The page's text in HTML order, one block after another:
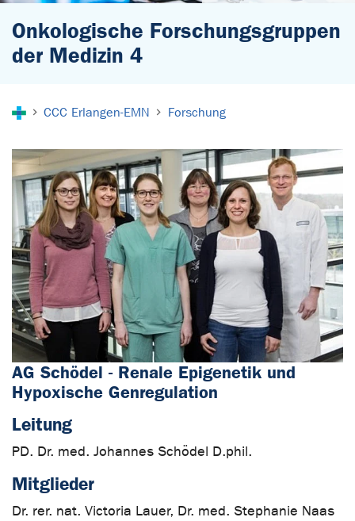
Onkologische Forschungsgruppen
der Medizin 4
CCC Erlangen-EMN Forschung
AG Schödel - Renale Epigenetik und
Hypoxische Genregulation
Leitung
PD. Dr. med. Johannes Schödel D.phil.
Mitglieder
Dr. rer. nat. Victoria Lauer, Dr. med. Stephanie Naas